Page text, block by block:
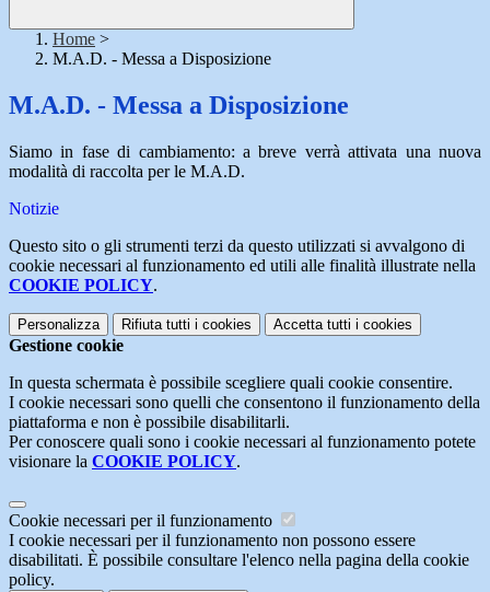
Home >
M.A.D. - Messa a Disposizione
M.A.D. - Messa a Disposizione
Siamo in fase di cambiamento: a breve verrà attivata una nuova
modalità di raccolta per le M.A.D.
Notizie
Questo sito o gli strumenti terzi da questo utilizzati si avvalgono di
cookie necessari al funzionamento ed utili alle finalità illustrate nella
COOKIE POLICY.
Personalizza Rifiuta tutti i cookies Accetta tutti i cookies
Gestione cookie
In questa schermata è possibile scegliere quali cookie consentire.
I cookie necessari sono quelli che consentono il funzionamento della
piattaforma e non è possibile disabilitarli.
Per conoscere quali sono i cookie necessari al funzionamento potete
visionare la COOKIE POLICY.
Cookie necessari per il funzionamento
I cookie necessari per il funzionamento non possono essere
disabilitati. È possibile consultare l'elenco nella pagina della cookie
policy.